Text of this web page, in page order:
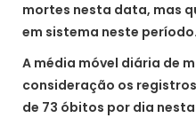
mortes nesta data, mas
em sistema neste período.
A média móvel diária de
consideração os
de 73 óbitos por dia